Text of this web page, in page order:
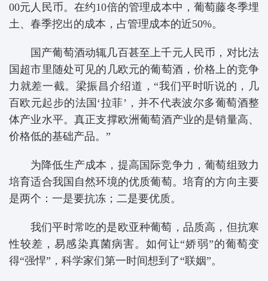
00元人民币。在约10倍的管理成本中，葡萄藤冬季埋
土、春季挖出的成本，占管理成本的近50%。
国产葡萄酒动辄几百甚至上千元人民币，对比法
国超市里随处可见的几欧元的葡萄酒，价格上的竞争
力就差一截。梁振昌介绍道，“我们平时听说的，几
百欧元起步的法国‘拉菲’，并不代表波尔多葡萄酒整
体产业水平。真正支撑欧洲葡萄酒产业的是销量高、
价格低的基础产品。”
为降低生产成本，提高国际竞争力，葡萄组致力
培育适合我国自然环境的优质葡萄。培育的方向主要
是两个：一是要抗冻；二是要优质。
我们平时常吃的是欧亚种葡萄，品质高，但抗寒
性较差，易感染真菌病害。如何让“娇弱”的葡萄变
得“强悍”，科学家们第一时间想到了“联姻”。